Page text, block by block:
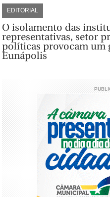
EDITORIAL
O isolamento das
representativas, setor
políticas provocam um
Eunápolis